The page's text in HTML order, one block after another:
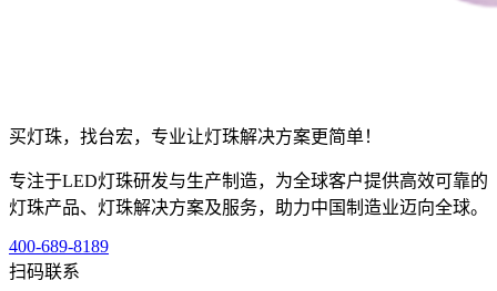
买灯珠，找台宏，专业让灯珠解决方案更简单！
专注于LED灯珠研发与生产制造，为全球客户提供高效可靠的
灯珠产品、灯珠解决方案及服务，助力中国制造业迈向全球。
400-689-8189
扫码联系